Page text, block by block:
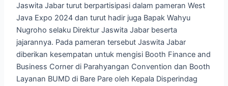
Jaswita Jabar turut berpartisipasi dalam pameran West
Java Expo 2024 dan turut hadir juga Bapak Wahyu
Nugroho selaku Direktur Jaswita Jabar beserta
jajarannya. Pada pameran tersebut Jaswita Jabar
diberikan kesempatan untuk mengisi Booth Finance and
Business Corner di Parahyangan Convention dan Booth
Layanan BUMD di Bare Pare oleh Kepala Disperindag